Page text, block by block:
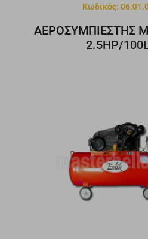
Κωδικός:
ΑΕΡΟΣΥΜΠΙΕΣΤΗΣ
2.5HP/